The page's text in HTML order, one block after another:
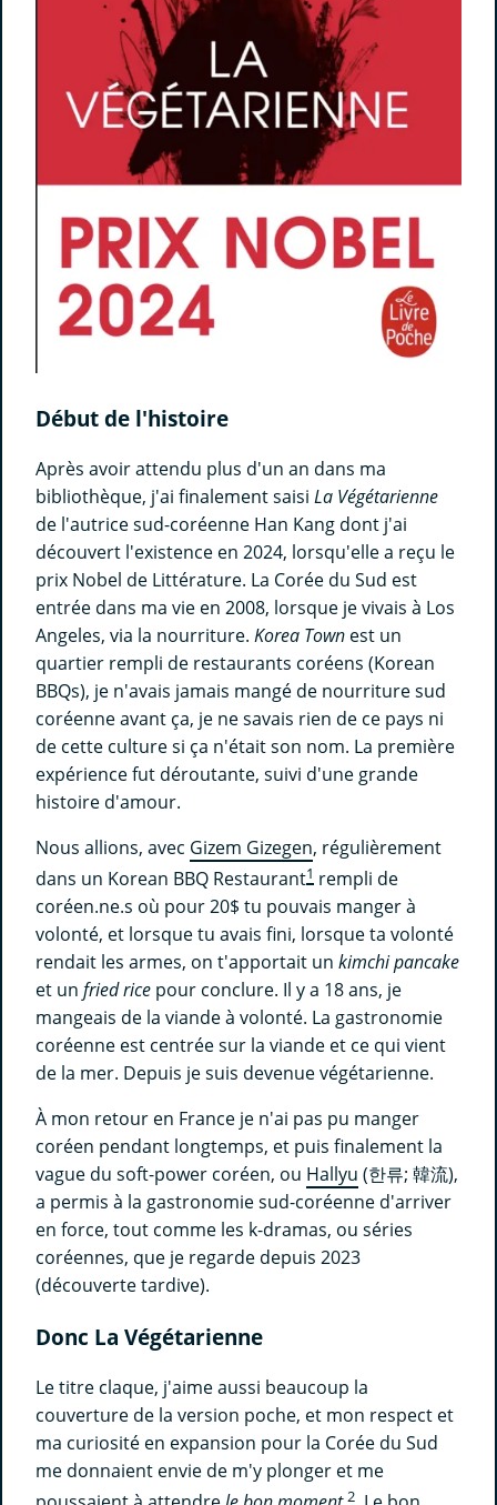
Début de l'histoire
Après avoir attendu plus d'un an dans ma
bibliothèque, j'ai finalement saisi La Végétarienne
de l'autrice sud-coréenne Han Kang dont j'ai
découvert l'existence en 2024, lorsqu'elle a reçu le
prix Nobel de Littérature. La Corée du Sud est
entrée dans ma vie en 2008, lorsque je vivais à Los
Angeles, via la nourriture. Korea Town est un
quartier rempli de restaurants coréens (Korean
BBQs), je n'avais jamais mangé de nourriture sud
coréenne avant ça, je ne savais rien de ce pays ni
de cette culture si ça n'était son nom. La première
expérience fut déroutante, suivi d'une grande
histoire d'amour.
Nous allions, avec Gizem Gizegen, régulièrement
dans un Korean BBQ Restaurant1 rempli de
coréen.ne.s où pour 20$ tu pouvais manger à
volonté, et lorsque tu avais fini, lorsque ta volonté
rendait les armes, on t'apportait un kimchi pancake
et un fried rice pour conclure. Il y a 18 ans, je
mangeais de la viande à volonté. La gastronomie
coréenne est centrée sur la viande et ce qui vient
de la mer. Depuis je suis devenue végétarienne.
À mon retour en France je n'ai pas pu manger
coréen pendant longtemps, et puis finalement la
vague du soft-power coréen, ou Hallyu (한류; 韓流),
a permis à la gastronomie sud-coréenne d'arriver
en force, tout comme les k-dramas, ou séries
coréennes, que je regarde depuis 2023
(découverte tardive).
Donc La Végétarienne
Le titre claque, j'aime aussi beaucoup la
couverture de la version poche, et mon respect et
ma curiosité en expansion pour la Corée du Sud
me donnaient envie de m'y plonger et me
2